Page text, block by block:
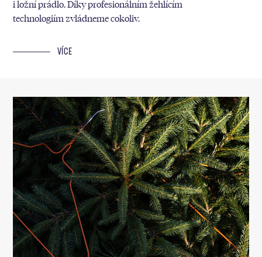
i ložní prádlo. Díky profesionálním žehlícím
technologiím zvládneme cokoliv.
VÍCE